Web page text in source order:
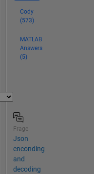
Cody
(573)
MATLAB
Answers
(5)
Frage
Json
enconding
and
decoding